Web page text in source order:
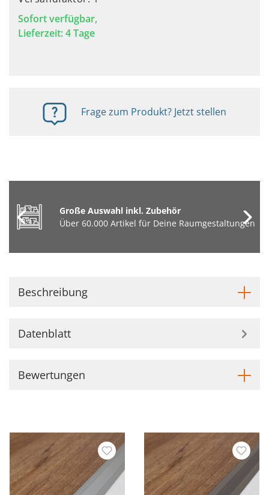
Sofort verfügbar,
Lieferzeit: 4 Tage
Frage zum Produkt? Jetzt stellen
Große Auswahl inkl. Zubehör
Über 60.000 Artikel für Deine Raumgestaltungen
Beschreibung
Datenblatt
Bewertungen